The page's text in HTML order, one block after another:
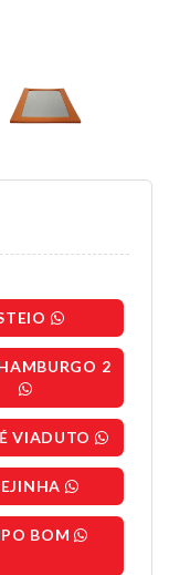
2
VIADUTO
BOM